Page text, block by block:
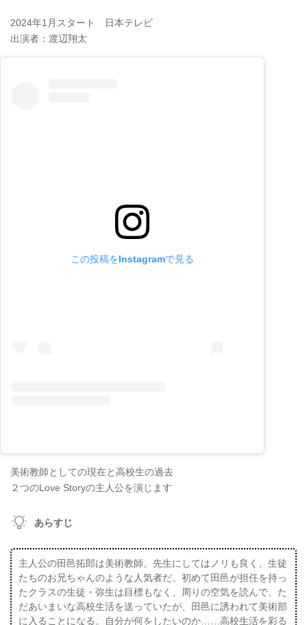
2024年1月スタート 日本テレビ
出演者：渡辺翔太
この投稿をInstagramで見る
美術教師としての現在と高校生の過去
２つのLove Storyの主人公を演じます
あらすじ
主人公の田邑拓郎は美術教師。先生にしてはノリも良く、生徒
たちのお兄ちゃんのような人気者だ。初めて田邑が担任を持っ
たクラスの生徒・弥生は目標もなく、周りの空気を読んで、た
だあいまいな高校生活を送っていたが、田邑に誘われて美術部
に入ることになる。自分が何をしたいのか……高校生活を彩る